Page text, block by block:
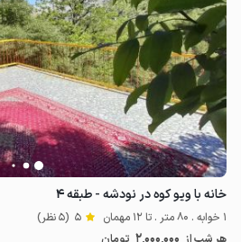
خانه با ویو کوه در نودشه - طبقه ۴
1 خوابه . 80 متر . تا 12 مهمان 5 (5 نظر)